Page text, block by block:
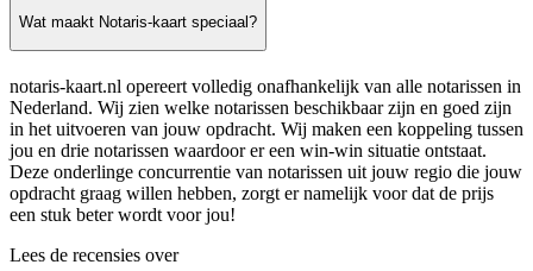
Wat maakt Notaris-kaart speciaal?
notaris-kaart.nl opereert volledig onafhankelijk van alle notarissen in
Nederland. Wij zien welke notarissen beschikbaar zijn en goed zijn
in het uitvoeren van jouw opdracht. Wij maken een koppeling tussen
jou en drie notarissen waardoor er een win-win situatie ontstaat.
Deze onderlinge concurrentie van notarissen uit jouw regio die jouw
opdracht graag willen hebben, zorgt er namelijk voor dat de prijs
een stuk beter wordt voor jou!
Lees de recensies over